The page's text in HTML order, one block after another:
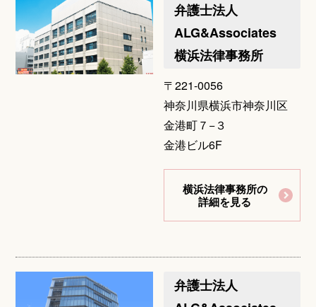
弁護士法人
ALG&Associates
横浜法律事務所
〒221-0056
神奈川県横浜市神奈川区
金港町７−３
金港ビル6F
横浜法律事務所の
詳細を見る
弁護士法人